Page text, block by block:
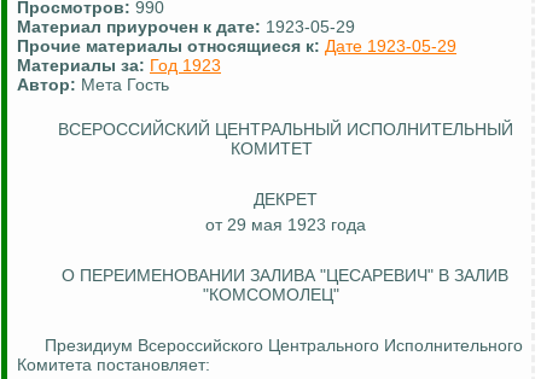
Просмотров: 990
Материал приурочен к дате: 1923-05-29
Прочие материалы относящиеся к: Дате 1923-05-29
Материалы за: Год 1923
Автор: Мета Гость
ВСЕРОССИЙСКИЙ ЦЕНТРАЛЬНЫЙ ИСПОЛНИТЕЛЬНЫЙ
КОМИТЕТ
ДЕКРЕТ
от 29 мая 1923 года
О ПЕРЕИМЕНОВАНИИ ЗАЛИВА "ЦЕСАРЕВИЧ" В ЗАЛИВ
"КОМСОМОЛЕЦ"
Президиум Всероссийского Центрального Исполнительного
Комитета постановляет: